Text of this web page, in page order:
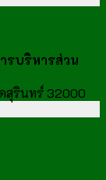
รบริหารส่วน
ดสุรินทร์ 32000